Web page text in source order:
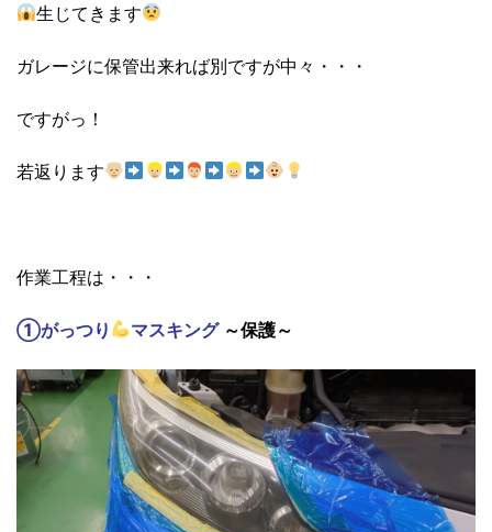
生じてきます
ガレージに保管出来れば別ですが中々・・・
ですがっ！
若返ります
作業工程は・・・
①がっつり マスキング ～保護～